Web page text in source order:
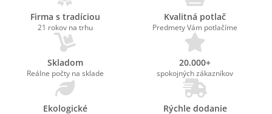
Firma s tradíciou
21 rokov na trhu
Kvalitná potlač
Predmety Vám potlačíme
Skladom
Reálne počty na sklade
20.000+
spokojných zákazníkov
Ekologické Rýchle dodanie